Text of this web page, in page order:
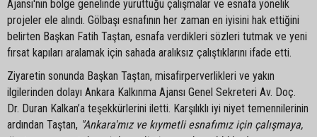
Ajansı'nın bölge genelinde yürüttüğü çalışmalar ve esnafa yönelik
projeler ele alındı. Gölbaşı esnafının her zaman en iyisini hak ettiğini
belirten Başkan Fatih Taştan, esnafa verdikleri sözleri tutmak ve yeni
fırsat kapıları aralamak için sahada aralıksız çalıştıklarını ifade etti.
Ziyaretin sonunda Başkan Taştan, misafirperverlikleri ve yakın
ilgilerinden dolayı Ankara Kalkınma Ajansı Genel Sekreteri Av. Doç.
Dr. Duran Kalkan’a teşekkürlerini iletti. Karşılıklı iyi niyet temennilerinin
ardından Taştan, "Ankara'mız ve kıymetli esnafımız için çalışmaya,